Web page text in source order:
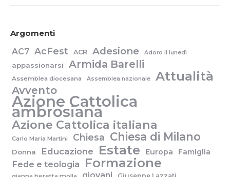
Argomenti
AC7 AcFest ACR Adesione Adoro il lunedì
appassionarsi Armida Barelli
Assemblea diocesana Assemblea nazionale Attualità
Avvento
Azione Cattolica
ambrosiana
Azione Cattolica italiana
Carlo Maria Martini Chiesa Chiesa di Milano
Donna Educazione Estate Europa Famiglia
Fede e teologia Formazione